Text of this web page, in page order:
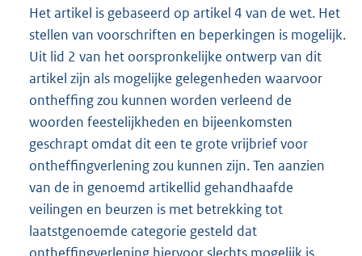
Het artikel is gebaseerd op artikel 4 van de wet. Het
stellen van voorschriften en beperkingen is mogelijk.
Uit lid 2 van het oorspronkelijke ontwerp van dit
artikel zijn als mogelijke gelegenheden waarvoor
ontheffing zou kunnen worden verleend de
woorden feestelijkheden en bijeenkomsten
geschrapt omdat dit een te grote vrijbrief voor
ontheffingverlening zou kunnen zijn. Ten aanzien
van de in genoemd artikellid gehandhaafde
veilingen en beurzen is met betrekking tot
laatstgenoemde categorie gesteld dat